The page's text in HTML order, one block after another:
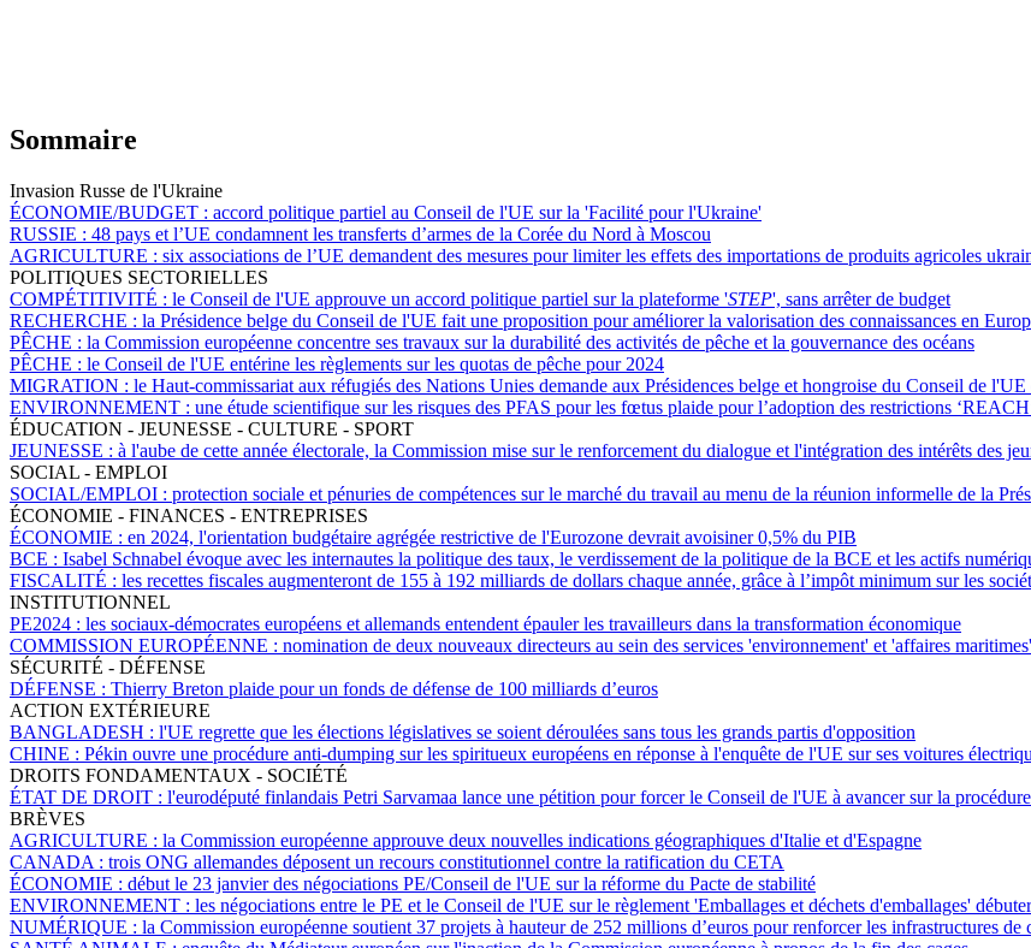
Sommaire
Invasion Russe de l'Ukraine
ÉCONOMIE/BUDGET : accord politique partiel au Conseil de l'UE sur la 'Facilité pour l'Ukraine'
RUSSIE : 48 pays et l’UE condamnent les transferts d’armes de la Corée du Nord à Moscou
AGRICULTURE : six associations de l’UE demandent des mesures pour limiter les effets des importations de produits agricoles
POLITIQUES SECTORIELLES
COMPÉTITIVITÉ : le Conseil de l'UE approuve un accord politique partiel sur la plateforme 'STEP', sans arrêter de budget
RECHERCHE : la Présidence belge du Conseil de l'UE fait une proposition pour améliorer la valorisation des connaissances en
PÊCHE : la Commission européenne concentre ses travaux sur la durabilité des activités de pêche et la gouvernance des océans
PÊCHE : le Conseil de l'UE entérine les règlements sur les quotas de pêche pour 2024
MIGRATION : le Haut-commissariat aux réfugiés des Nations Unies demande aux Présidences belge et hongroise du Conseil de
ENVIRONNEMENT : une étude scientifique sur les risques des PFAS pour les fœtus plaide pour l’adoption des restrictions
ÉDUCATION - JEUNESSE - CULTURE - SPORT
JEUNESSE : à l'aube de cette année électorale, la Commission mise sur le renforcement du dialogue et l'intégration des intérêts des
SOCIAL - EMPLOI
SOCIAL/EMPLOI : protection sociale et pénuries de compétences sur le marché du travail au menu de la réunion informelle de la
ÉCONOMIE - FINANCES - ENTREPRISES
ÉCONOMIE : en 2024, l'orientation budgétaire agrégée restrictive de l'Eurozone devrait avoisiner 0,5% du PIB
BCE : Isabel Schnabel évoque avec les internautes la politique des taux, le verdissement de la politique de la BCE et les actifs
FISCALITÉ : les recettes fiscales augmenteront de 155 à 192 milliards de dollars chaque année, grâce à l’impôt minimum sur les
INSTITUTIONNEL
PE2024 : les sociaux-démocrates européens et allemands entendent épauler les travailleurs dans la transformation économique
COMMISSION EUROPÉENNE : nomination de deux nouveaux directeurs au sein des services 'environnement' et 'affaires maritimes'
SÉCURITÉ - DÉFENSE
DÉFENSE : Thierry Breton plaide pour un fonds de défense de 100 milliards d’euros
ACTION EXTÉRIEURE
BANGLADESH : l'UE regrette que les élections législatives se soient déroulées sans tous les grands partis d'opposition
CHINE : Pékin ouvre une procédure anti-dumping sur les spiritueux européens en réponse à l'enquête de l'UE sur ses voitures
DROITS FONDAMENTAUX - SOCIÉTÉ
ÉTAT DE DROIT : l'eurodéputé finlandais Petri Sarvamaa lance une pétition pour forcer le Conseil de l'UE à avancer sur la
BRÈVES
AGRICULTURE : la Commission européenne approuve deux nouvelles indications géographiques d'Italie et d'Espagne
CANADA : trois ONG allemandes déposent un recours constitutionnel contre la ratification du CETA
ÉCONOMIE : début le 23 janvier des négociations PE/Conseil de l'UE sur la réforme du Pacte de stabilité
ENVIRONNEMENT : les négociations entre le PE et le Conseil de l'UE sur le règlement 'Emballages et déchets d'emballages'
NUMÉRIQUE : la Commission européenne soutient 37 projets à hauteur de 252 millions d’euros pour renforcer les infrastructures